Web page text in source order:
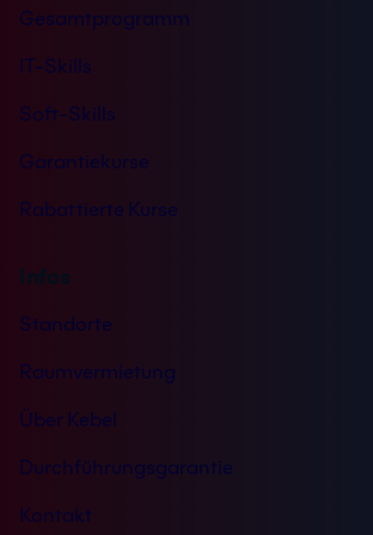
Gesamtprogramm
IT-Skills
Soft-Skills
Garantiekurse
Rabattierte Kurse
Infos
Standorte
Raumvermietung
Über Kebel
Durchführungsgarantie
Kontakt